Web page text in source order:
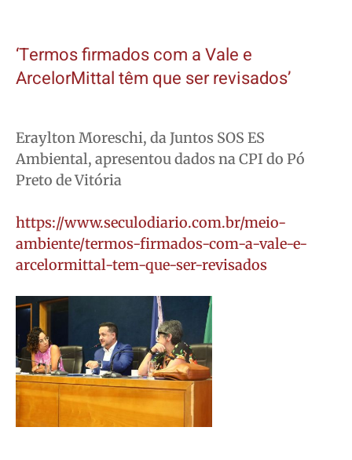
‘Termos firmados com a Vale e
ArcelorMittal têm que ser revisados’
Eraylton Moreschi, da Juntos SOS ES
Ambiental, apresentou dados na CPI do Pó
Preto de Vitória
https://www.seculodiario.com.br/meio-
ambiente/termos-firmados-com-a-vale-e-
arcelormittal-tem-que-ser-revisados